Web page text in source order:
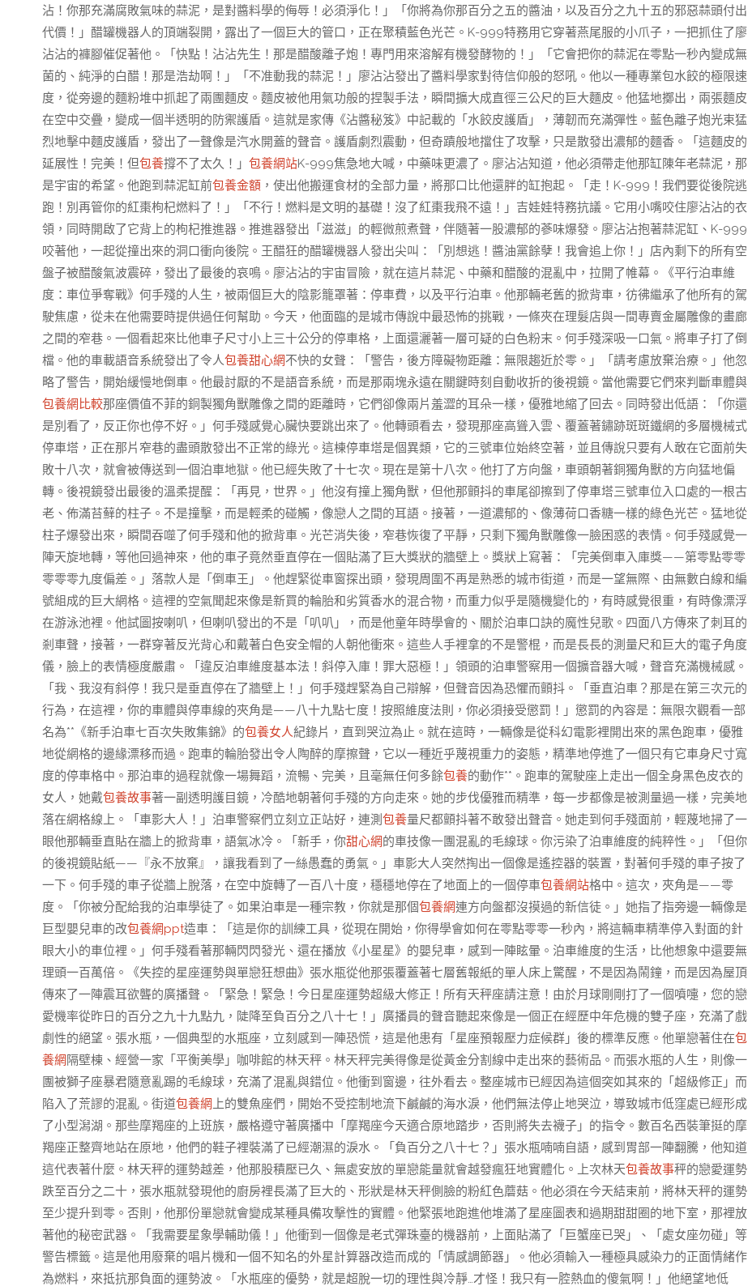
沾！你那充滿腐敗氣味的蒜泥，是對醬料學的侮辱！必須淨化！」「你將為你那百分之五的醬油，以及百分之九十五的邪惡蒜頭付出
代價！」醋罐機器人的頂端裂開，露出了一個巨大的管口，正在聚積藍色光芒。K-999特務用它穿著燕尾服的小爪子，一把抓住了廖
沾沾的褲腳催促著他。「快點！沾沾先生！那是醋酸離子炮！專門用來溶解有機發酵物的！」「它會把你的蒜泥在零點一秒內變成無
菌的、純淨的白醋！那是浩劫啊！」「不准動我的蒜泥！」廖沾沾發出了醬料學家對待信仰般的怒吼。他以一種專業包水餃的極限速
度，從旁邊的麵粉堆中抓起了兩團麵皮。麵皮被他用氣功般的捏製手法，瞬間擴大成直徑三公尺的巨大麵皮。他猛地擲出，兩張麵皮
在空中交疊，變成一個半透明的防禦護盾。這就是家傳《沾醬秘笈》中記載的「水餃皮護盾」，薄韌而充滿彈性。藍色離子炮光束猛
烈地擊中麵皮護盾，發出了一聲像是汽水開蓋的聲音。護盾劇烈震動，但奇蹟般地擋住了攻擊，只是散發出濃郁的麵香。「這麵皮的
延展性！完美！但包養撐不了太久！」 包養網站K-999焦急地大喊，中藥味更濃了。廖沾沾知道，他必須帶走他那缸陳年老蒜泥，那
是宇宙的希望。他跑到蒜泥缸前包養金額 ，使出他搬運食材的全部力量，將那口比他還胖的缸抱起。「走！K-999！我們要從後院逃
跑！別再管你的紅棗枸杞燃料了！」「不行！燃料是文明的基礎！沒了紅棗我飛不遠！」吉娃娃特務抗議。它用小嘴咬住廖沾沾的衣
領，同時開啟了它背上的枸杞推進器。推進器發出「滋滋」的輕微煎煮聲，伴隨著一股濃郁的蔘味爆發。廖沾沾抱著蒜泥缸、K-999
咬著他，一起從撞出來的洞口衝向後院。王醋狂的醋罐機器人發出尖叫：「別想逃！醬油黨餘孽！我會追上你！」店內剩下的所有空
盤子被醋酸氣波震碎，發出了最後的哀鳴。廖沾沾的宇宙冒險，就在這片蒜泥、中藥和醋酸的混亂中，拉開了帷幕。《平行泊車維
度：車位爭奪戰》何手殘的人生，被兩個巨大的陰影籠罩著：停車費，以及平行泊車。他那輛老舊的掀背車，彷彿繼承了他所有的駕
駛焦慮，從未在他需要時提供過任何幫助。今天，他面臨的是城市傳說中最恐怖的挑戰，一條夾在理髮店與一間專賣金屬雕像的畫廊
之間的窄巷。一個看起來比他車子尺寸小上三十公分的停車格，上面還灑著一層可疑的白色粉末。何手殘深吸一口氣。將車子打了倒
檔。他的車載語音系統發出了令人包養甜心網不快的女聲：「警告，後方障礙物距離：無限趨近於零。」「請考慮放棄治療。」他忽
略了警告，開始緩慢地倒車。他最討厭的不是語音系統，而是那兩塊永遠在關鍵時刻自動收折的後視鏡。當他需要它們來判斷車體與
包養網比較那座價值不菲的銅製獨角獸雕像之間的距離時，它們卻像兩片羞澀的耳朵一樣，優雅地縮了回去。同時發出低語：「你還
是別看了，反正你也停不好。」何手殘感覺心臟快要跳出來了。他轉頭看去，發現那座高聳入雲、覆蓋著鏽跡斑斑鐵網的多層機械式
停車塔，正在那片窄巷的盡頭散發出不正常的綠光。這棟停車塔是個異類，它的三號車位始終空著，並且傳說只要有人敢在它面前失
敗十八次，就會被傳送到一個泊車地獄。他已經失敗了十七次。現在是第十八次。他打了方向盤，車頭朝著銅獨角獸的方向猛地偏
轉。後視鏡發出最後的溫柔提醒：「再見，世界。」他沒有撞上獨角獸，但他那顫抖的車尾卻擦到了停車塔三號車位入口處的一根古
老、佈滿苔蘚的柱子。不是撞擊，而是輕柔的碰觸，像戀人之間的耳語。接著，一道濃郁的、像薄荷口香糖一樣的綠色光芒。猛地從
柱子爆發出來，瞬間吞噬了何手殘和他的掀背車。光芒消失後，窄巷恢復了平靜，只剩下獨角獸雕像一臉困惑的表情。何手殘感覺一
陣天旋地轉，等他回過神來，他的車子竟然垂直停在一個貼滿了巨大獎狀的牆壁上。獎狀上寫著：「完美倒車入庫獎——第零點零零
零零零九度偏差。」落款人是「倒車王」。他趕緊從車窗探出頭，發現周圍不再是熟悉的城市街道，而是一望無際、由無數白線和編
號組成的巨大網格。這裡的空氣聞起來像是新買的輪胎和劣質香水的混合物，而重力似乎是隨機變化的，有時感覺很重，有時像漂浮
在游泳池裡。他試圖按喇叭，但喇叭發出的不是「叭叭」，而是他童年時學會的、關於泊車口訣的魔性兒歌。四面八方傳來了刺耳的
剎車聲，接著，一群穿著反光背心和戴著白色安全帽的人朝他衝來。這些人手裡拿的不是警棍，而是長長的測量尺和巨大的電子角度
儀，臉上的表情極度嚴肅。「違反泊車維度基本法！斜停入庫！罪大惡極！」領頭的泊車警察用一個擴音器大喊，聲音充滿機械感。
「我、我沒有斜停！我只是垂直停在了牆壁上！」何手殘趕緊為自己辯解，但聲音因為恐懼而顫抖。「垂直泊車？那是在第三次元的
行為，在這裡，你的車體與停車線的夾角是——八十九點七度！按照維度法則，你必須接受懲罰！」懲罰的內容是：無限次觀看一部
名為**《新手泊車七百次失敗集錦》的包養女人紀錄片，直到哭泣為止。就在這時，一輛像是從科幻電影裡開出來的黑色跑車，優雅
地從網格的邊緣漂移而過。跑車的輪胎發出令人陶醉的摩擦聲，它以一種近乎蔑視重力的姿態，精準地停進了一個只有它車身尺寸寬
度的停車格中。那泊車的過程就像一場舞蹈，流暢、完美，且毫無任何多餘包養的動作**。跑車的駕駛座上走出一個全身黑色皮衣的
女人，她戴包養故事著一副透明護目鏡，冷酷地朝著何手殘的方向走來。她的步伐優雅而精準，每一步都像是被測量過一樣，完美地
落在網格線上。「車影大人！」泊車警察們立刻立正站好，連測包養量尺都顫抖著不敢發出聲音。她走到何手殘面前，輕蔑地掃了一
眼他那輛垂直貼在牆上的掀背車，語氣冰冷。「新手，你甜心網的車技像一團混亂的毛線球。你污染了泊車維度的純粹性。」「但你
的後視鏡貼紙——『永不放棄』，讓我看到了一絲愚蠢的勇氣。」車影大人突然掏出一個像是遙控器的裝置，對著何手殘的車子按了
一下。何手殘的車子從牆上脫落，在空中旋轉了一百八十度，穩穩地停在了地面上的一個停車包養網站格中。這次，夾角是——零
度。「你被分配給我的泊車學徒了。如果泊車是一種宗教，你就是那個包養網連方向盤都沒摸過的新信徒。」她指了指旁邊一輛像是
巨型嬰兒車的改包養網ppt造車：「這是你的訓練工具，從現在開始，你得學會如何在零點零零一秒內，將這輛車精準停入對面的針
眼大小的車位裡。」何手殘看著那輛閃閃發光、還在播放《小星星》的嬰兒車，感到一陣眩暈。泊車維度的生活，比他想象中還要無
理頭一百萬倍。《失控的星座運勢與單戀狂想曲》張水瓶從他那張覆蓋著七層舊報紙的單人床上驚醒，不是因為鬧鐘，而是因為屋頂
傳來了一陣震耳欲聾的廣播聲。「緊急！緊急！今日星座運勢超級大修正！所有天秤座請注意！由於月球剛剛打了一個噴嚏，您的戀
愛機率從昨日的百分之九十九點九，陡降至負百分之八十七！」廣播員的聲音聽起來像是一個正在經歷中年危機的雙子座，充滿了戲
劇性的絕望。張水瓶，一個典型的水瓶座，立刻感到一陣恐慌，這是他患有「星座預報壓力症候群」後的標準反應。他單戀著住在包
養網 隔壁棟、經營一家「平衡美學」咖啡館的林天秤。林天秤完美得像是從黃金分割線中走出來的藝術品。而張水瓶的人生，則像一
團被獅子座暴君隨意亂踢的毛線球，充滿了混亂與錯位。他衝到窗邊，往外看去。整座城市已經因為這個突如其來的「超級修正」而
陷入了荒謬的混亂。街道包養網 上的雙魚座們，開始不受控制地流下鹹鹹的海水淚，他們無法停止地哭泣，導致城市低窪處已經形成
了小型潟湖。那些摩羯座的上班族，嚴格遵守著廣播中「摩羯座今天適合原地踏步，否則將失去襪子」的指令。數百名西裝筆挺的摩
羯座正整齊地站在原地，他們的鞋子裡裝滿了已經潮濕的淚水。「負百分之八十七？」張水瓶喃喃自語，感到胃部一陣翻騰，他知道
這代表著什麼。林天秤的運勢越差，他那股積壓已久、無處安放的單戀能量就會越發瘋狂地實體化。上次林天包養故事秤的戀愛運勢
跌至百分之二十，張水瓶就發現他的廚房裡長滿了巨大的、形狀是林天秤側臉的粉紅色蘑菇。他必須在今天結束前，將林天秤的運勢
至少提升到零。否則，他那份單戀就會變成某種具備攻擊性的實體。他緊張地跑進他堆滿了星座圖表和過期甜甜圈的地下室，那裡放
著他的秘密武器。「我需要星象學輔助儀！」他衝到一個像是老式彈珠臺的機器前，上面貼滿了「巨蟹座已哭」、「處女座勿碰」等
警告標籤。這是他用廢棄的唱片機和一個不知名的外星計算器改造而成的「情感調節器」。他必須輸入一種極具感染力的正面情緒作
為燃料，來抵抗那負面的運勢波。「水瓶座的優勢，就是超脫一切的理性與冷靜…才怪！我只有一腔熱血的傻氣啊！」他絕望地低